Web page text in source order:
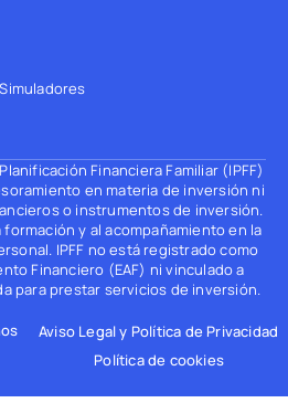
Financiera Familiar (IPFF)
en materia de inversión ni
o instrumentos de inversión.
y al acompañamiento en la
IPFF no está registrado como
Financiero (EAF) ni vinculado a
para prestar servicios de inversión.
Aviso Legal y Política de Privacidad
Política de cookies